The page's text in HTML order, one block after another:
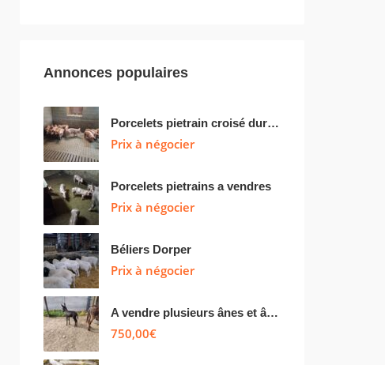
Annonces populaires
Porcelets pietrain croisé duroc à vendre
Prix à négocier
Porcelets pietrains a vendres
Prix à négocier
Béliers Dorper
Prix à négocier
A vendre plusieurs ânes et ânesse de petit taille
750,00€